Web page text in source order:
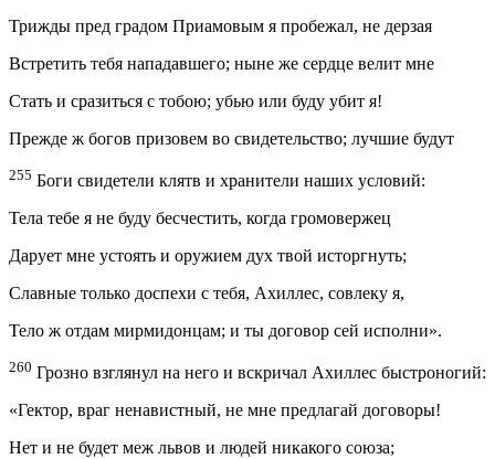
Трижды пред градом Приамовым я пробежал, не дерзая
Встретить тебя нападавшего; ныне же сердце велит мне
Стать и сразиться с тобою; убью или буду убит я!
Прежде ж богов призовем во свидетельство; лучшие будут
255 Боги свидетели клятв и хранители наших условий:
Тела тебе я не буду бесчестить, когда громовержец
Дарует мне устоять и оружием дух твой исторгнуть;
Славные только доспехи с тебя, Ахиллес, совлеку я,
Тело ж отдам мирмидонцам; и ты договор сей исполни».
260 Грозно взглянул на него и вскричал Ахиллес быстроногий:
«Гектор, враг ненавистный, не мне предлагай договоры!
Нет и не будет меж львов и людей никакого союза;